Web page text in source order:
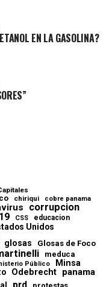
EN LA GASOLINA?
chiriqui cobre panama
corrupcion
CSS educacion
Unidos
glosas Glosas de Foco
meduca
Público Minsa
Odebrecht panama